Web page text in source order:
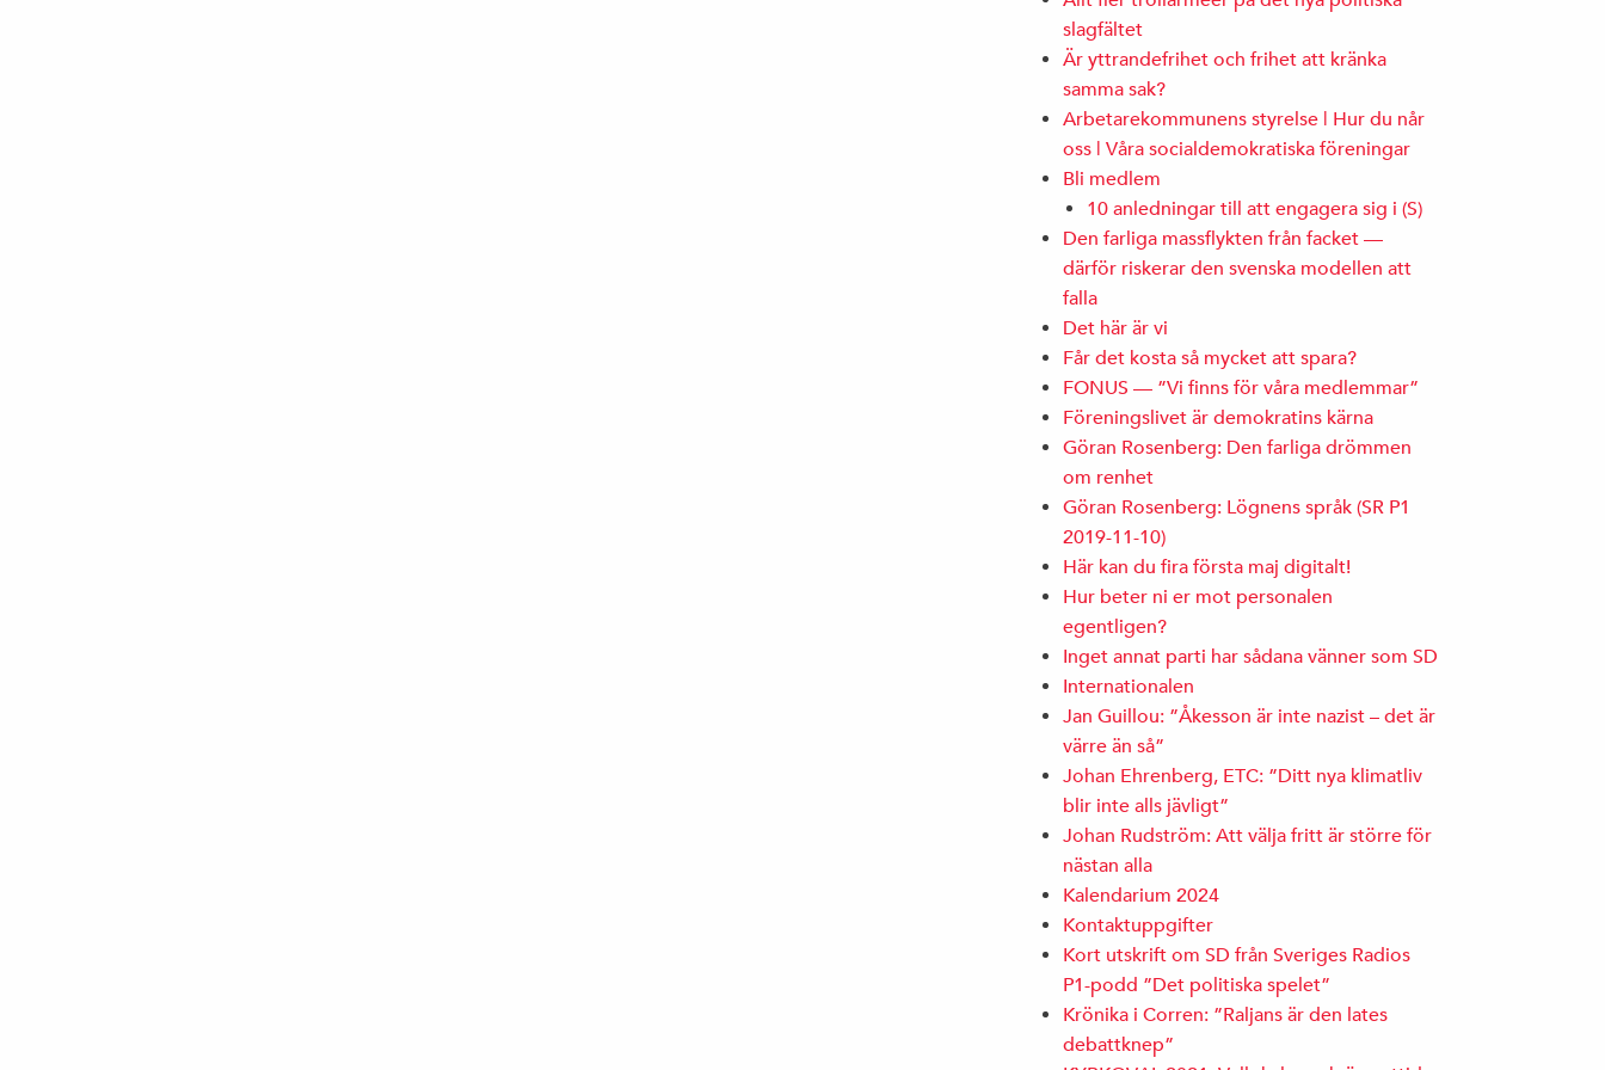
slagfältet
Är yttrandefrihet och frihet att kränka
samma sak?
Arbetarekommunens styrelse | Hur du når
oss | Våra socialdemokratiska föreningar
Bli medlem
10 anledningar till att engagera sig i (S)
Den farliga massflykten från facket —
därför riskerar den svenska modellen att
falla
Det här är vi
Får det kosta så mycket att spara?
FONUS — ”Vi finns för våra medlemmar”
Föreningslivet är demokratins kärna
Göran Rosenberg: Den farliga drömmen
om renhet
Göran Rosenberg: Lögnens språk (SR P1
2019-11-10)
Här kan du fira första maj digitalt!
Hur beter ni er mot personalen
egentligen?
Inget annat parti har sådana vänner som SD
Internationalen
Jan Guillou: ”Åkesson är inte nazist – det är
värre än så”
Johan Ehrenberg, ETC: ”Ditt nya klimatliv
blir inte alls jävligt”
Johan Rudström: Att välja fritt är större för
nästan alla
Kalendarium 2024
Kontaktuppgifter
Kort utskrift om SD från Sveriges Radios
P1-podd ”Det politiska spelet”
Krönika i Corren: ”Raljans är den lates
debattknep”